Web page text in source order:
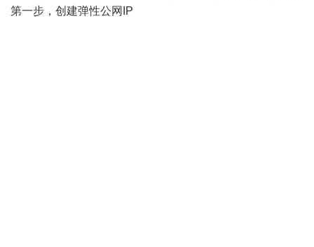
第一步，创建弹性公网IP